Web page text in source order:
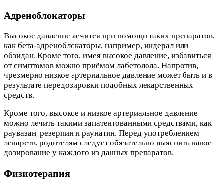
Адреноблокаторы
Высокое давление лечится при помощи таких препаратов,
как бета-адреноблокаторы, например, индерал или
обзидан. Кроме того, имея высокое давление, избавиться
от симптомов можно приёмом лабетолола. Напротив,
чрезмерно низкое артериальное давление может быть и в
результате передозировки подобных лекарственных
средств.
Кроме того, высокое и низкое артериальное давление
можно лечить такими запатентованными средствами, как
раувазан, резерпин и рауна­тин. Перед употреблением
лекарств, родителям следует обязательно выяснить какое
дозирование у каждого из данных препаратов.
Физиотерапия